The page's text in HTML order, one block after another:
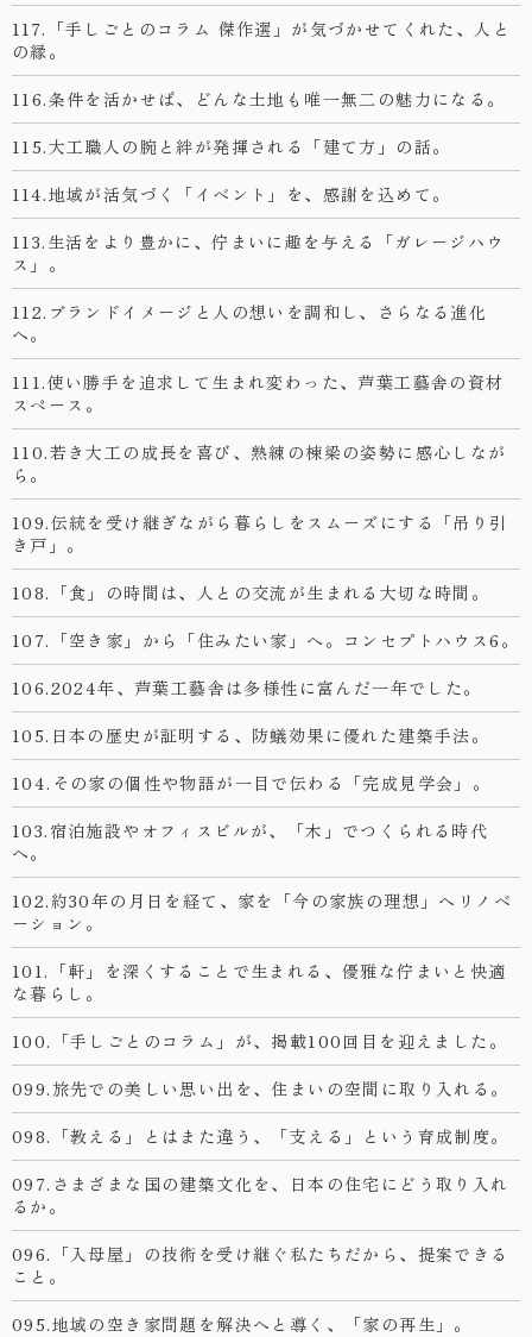
117.「手しごとのコラム 傑作選」が気づかせてくれた、人と
の縁。
116.条件を活かせば、どんな土地も唯一無二の魅力になる。
115.大工職人の腕と絆が発揮される「建て方」の話。
114.地域が活気づく「イベント」を、感謝を込めて。
113.生活をより豊かに、佇まいに趣を与える「ガレージハウ
ス」。
112.ブランドイメージと人の想いを調和し、さらなる進化
へ。
111.使い勝手を追求して生まれ変わった、芦葉工藝舎の資材
スペース。
110.若き大工の成長を喜び、熟練の棟梁の姿勢に感心しなが
ら。
109.伝統を受け継ぎながら暮らしをスムーズにする「吊り引
き戸」。
108.「食」の時間は、人との交流が生まれる大切な時間。
107.「空き家」から「住みたい家」へ。コンセプトハウス6。
106.2024年、芦葉工藝舎は多様性に富んだ一年でした。
105.日本の歴史が証明する、防蟻効果に優れた建築手法。
104.その家の個性や物語が一目で伝わる「完成見学会」。
103.宿泊施設やオフィスビルが、「木」でつくられる時代
へ。
102.約30年の月日を経て、家を「今の家族の理想」へリノベ
ーション。
101.「軒」を深くすることで生まれる、優雅な佇まいと快適
な暮らし。
100.「手しごとのコラム」が、掲載100回目を迎えました。
099.旅先での美しい思い出を、住まいの空間に取り入れる。
098.「教える」とはまた違う、「支える」という育成制度。
097.さまざまな国の建築文化を、日本の住宅にどう取り入れ
るか。
096.「入母屋」の技術を受け継ぐ私たちだから、提案できる
こと。
095.地域の空き家問題を解決へと導く、「家の再生」。